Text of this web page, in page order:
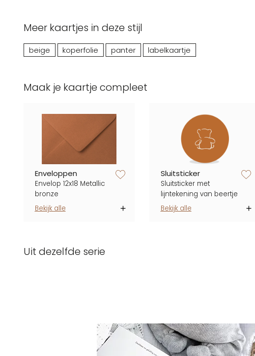
Meer kaartjes in deze stijl
beige koperfolie panter labelkaartje
Maak je kaartje compleet
zet op verlanglijstje
Enveloppen
Envelop 12x18 Metallic
bronze
Bekijk alle
Sluitsticker
Sluitsticker met
lijntekening van beertje
Bekijk alle
Uit dezelfde serie